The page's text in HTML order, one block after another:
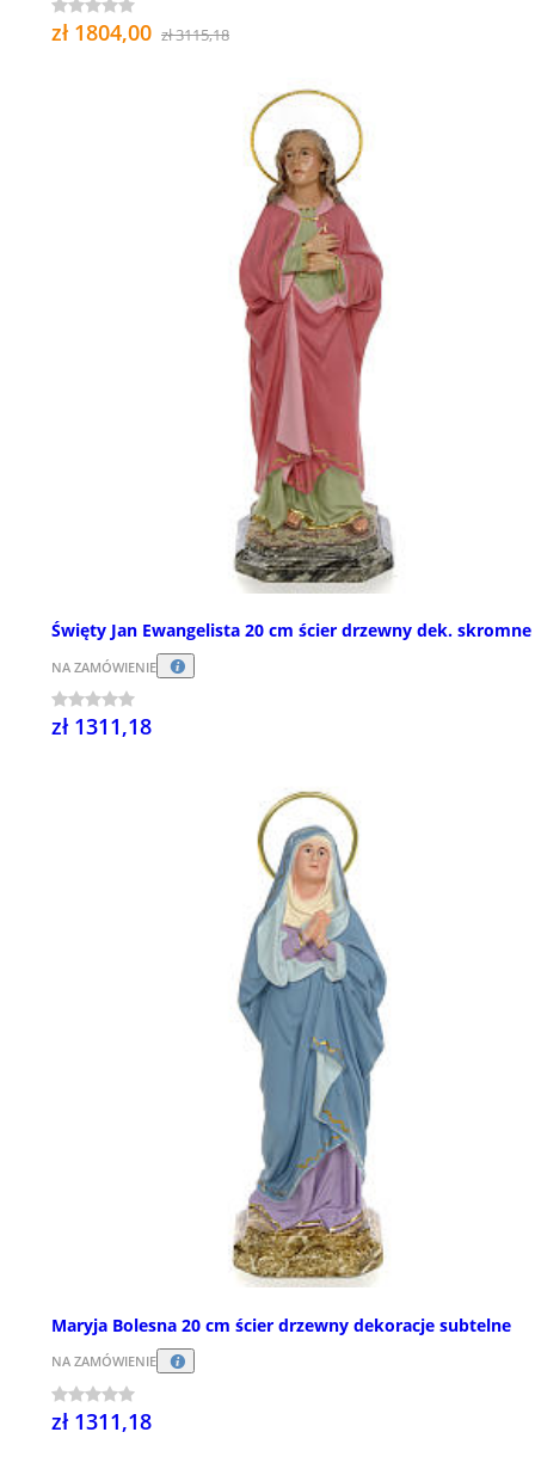
zł 1804,00 zł 3115,18
Święty Jan Ewangelista 20 cm ścier drzewny dek. skromne
NA ZAMÓWIENIE
zł 1311,18
Maryja Bolesna 20 cm ścier drzewny dekoracje subtelne
NA ZAMÓWIENIE
zł 1311,18